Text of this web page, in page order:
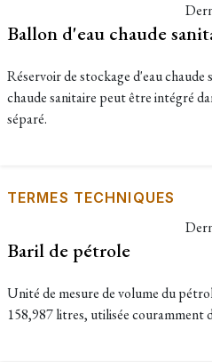
Ballon d'eau chaude
Réservoir de stockage d'eau
chaude sanitaire peut être intégré
séparé.
TERMES TECHNIQUES
Baril de pétrole
Unité de mesure de volume du
158,987 litres, utilisée couramment